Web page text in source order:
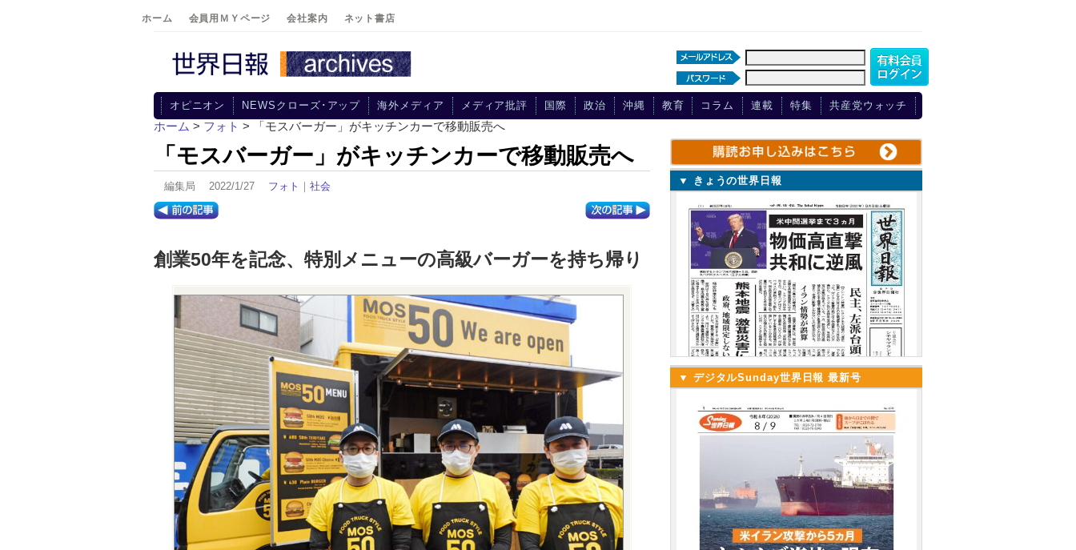
ホーム 会員用ＭＹページ 会社案内 ネット書店
オピニオン NEWSクローズ･アップ 海外メディア メディア批評 国際 政治 沖縄 教育 コラム 連載 特集 共産党ウォッチ
ホーム > フォト > 「モスバーガー」がキッチンカーで移動販売へ
「モスバーガー」がキッチンカーで移動販売へ
編集局 2022/1/27 フォト ｜ 社会
創業50年を記念、特別メニューの高級バーガーを持ち帰り
▼ きょうの世界日報
▼ デジタルSunday世界日報 最新号